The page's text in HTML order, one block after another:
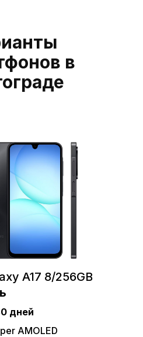
в
A17 8/256GB
AMOLED
дней
8/256
50МП
дней
смартфон